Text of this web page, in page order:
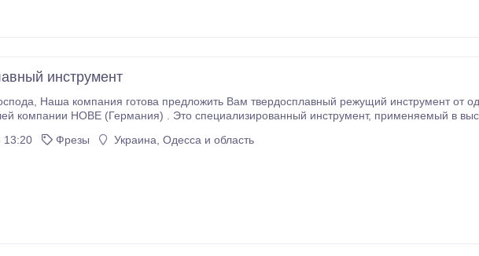
инструмент
от одного из лучших мировых
HOBE (Германия) . Это специализированный инструмент, применяемый в высокоточной обработке
является производство металлорежущих микроинструментов, а так же инструментов и компонентов для
13:20 Фрезы Украина, Одесса и область